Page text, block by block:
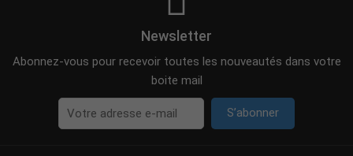
Newsletter
Abonnez-vous pour recevoir toutes les nouveautés dans votre
boite mail
S’abonner